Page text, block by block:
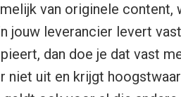
van originele content,
jouw leverancier levert
dan doe je dat vast
niet uit en krijgt